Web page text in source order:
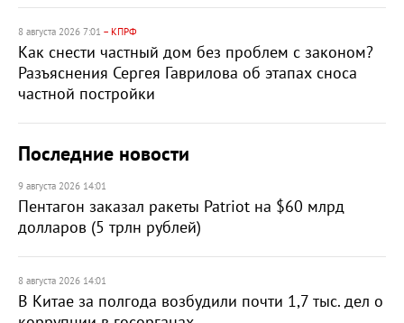
8 августа 2026 7:01 – КПРФ
Как снести частный дом без проблем с законом?
Разъяснения Сергея Гаврилова об этапах сноса
частной постройки
Последние новости
9 августа 2026 14:01
Пентагон заказал ракеты Patriot на $60 млрд
долларов (5 трлн рублей)
8 августа 2026 14:01
В Китае за полгода возбудили почти 1,7 тыс. дел о